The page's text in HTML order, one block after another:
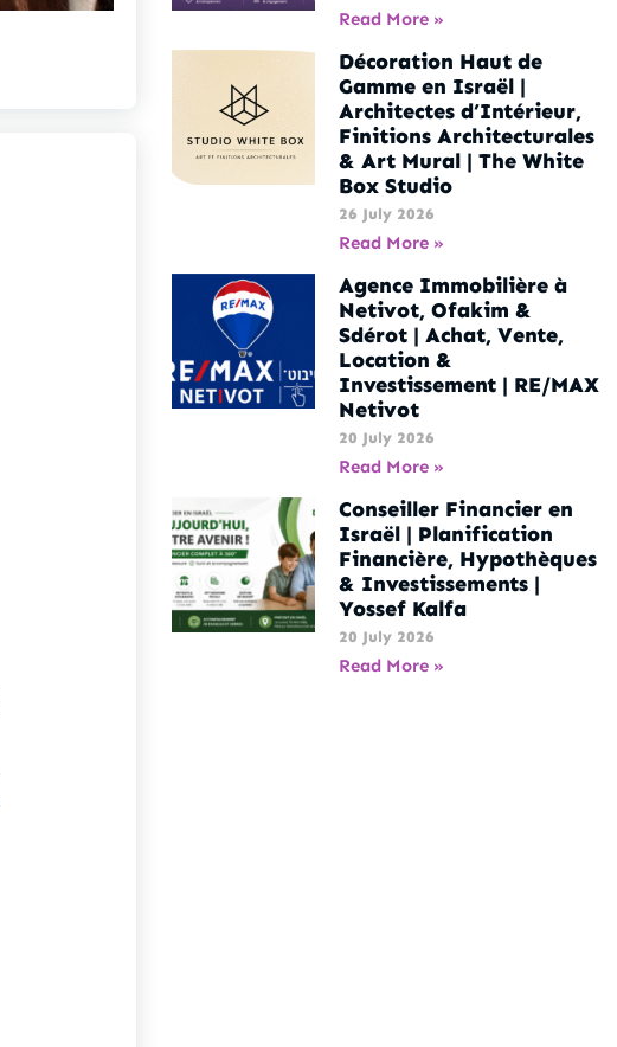
Read More »
Décoration Haut de
Gamme en Israël |
Architectes d’Intérieur,
Finitions Architecturales
& Art Mural | The White
Box Studio
26 July 2026
Read More »
Agence Immobilière à
Netivot, Ofakim &
Sdérot | Achat, Vente,
Location &
Investissement | RE/MAX
Netivot
20 July 2026
Read More »
Conseiller Financier en
Israël | Planification
Financière, Hypothèques
& Investissements |
Yossef Kalfa
20 July 2026
Read More »